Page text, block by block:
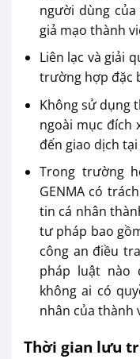
người dùng
giả mạo thành
Liên lạc và giải
trường hợp đặc
Không sử dụng
ngoài mục đích
đến giao dịch tại
Trong trường
GENMA có
tin cá nhân
tư pháp bao
công an điều
pháp luật nào
không ai có
nhân của thành
Thời gian lưu